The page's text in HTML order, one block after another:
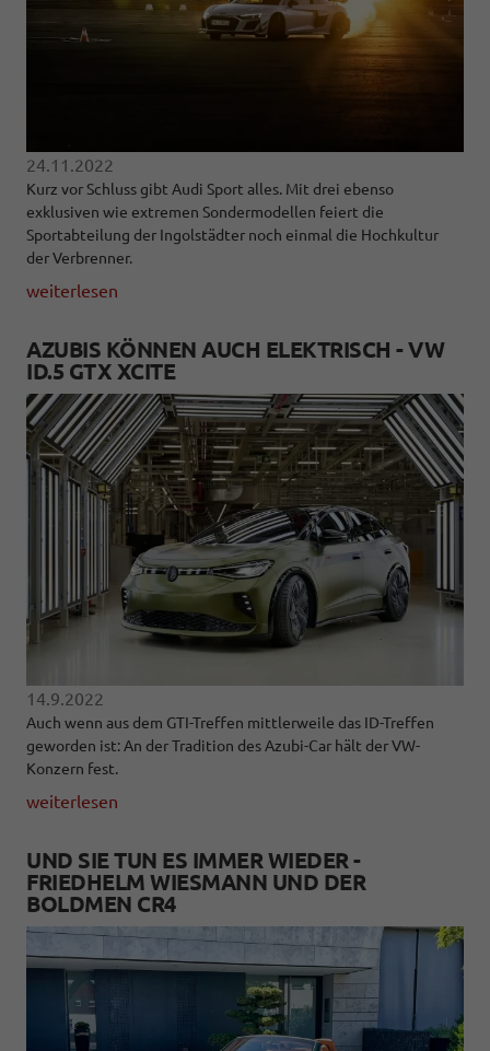
24.11.2022
Kurz vor Schluss gibt Audi Sport alles. Mit drei ebenso
exklusiven wie extremen Sondermodellen feiert die
Sportabteilung der Ingolstädter noch einmal die Hochkultur
der Verbrenner.
weiterlesen
AZUBIS KÖNNEN AUCH ELEKTRISCH - VW
ID.5 GTX XCITE
14.9.2022
Auch wenn aus dem GTI-Treffen mittlerweile das ID-Treffen
geworden ist: An der Tradition des Azubi-Car hält der VW-
Konzern fest.
weiterlesen
UND SIE TUN ES IMMER WIEDER -
FRIEDHELM WIESMANN UND DER
BOLDMEN CR4